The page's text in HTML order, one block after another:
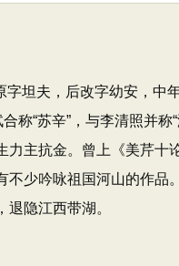
坦夫，后改字幼安，中
称“苏辛”，与李清照并
主抗金。曾上《美芹
少吟咏祖国河山的作
隐江西带湖。